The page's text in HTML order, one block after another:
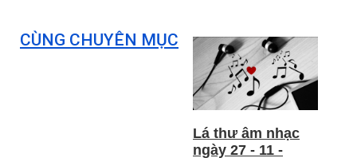
CÙNG CHUYÊN MỤC
Lá thư âm nhạc
ngày 27 - 11 -